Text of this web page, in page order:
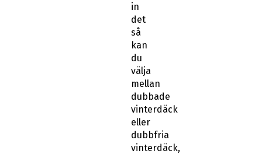
in
det
så
kan
du
välja
mellan
dubbade
vinterdäck
eller
dubbfria
vinterdäck,